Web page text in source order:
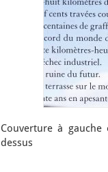
Couverture à
dessus